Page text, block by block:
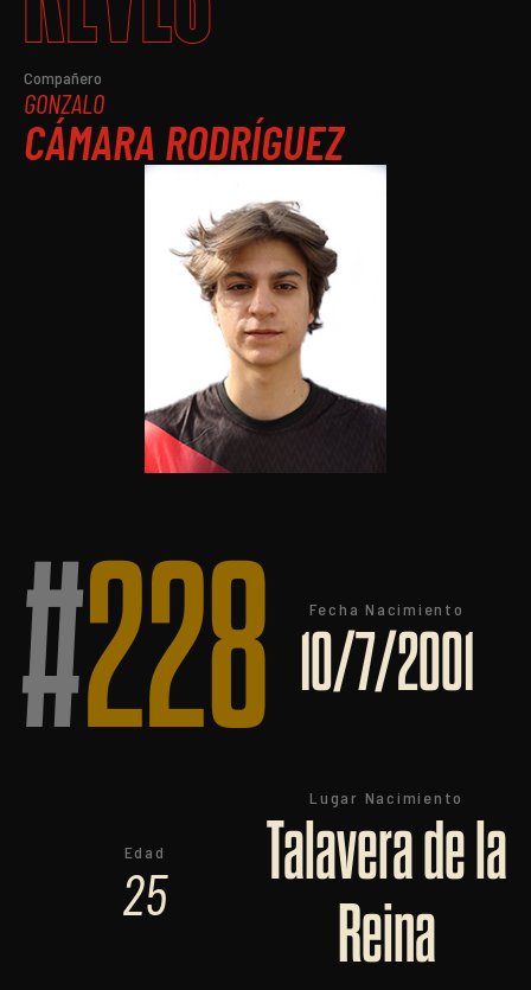
Compañero
GONZALO
CÁMARA RODRÍGUEZ
#228 Fecha Nacimiento
10/7/2001
Edad
25
Lugar Nacimiento
Talavera de la
Reina